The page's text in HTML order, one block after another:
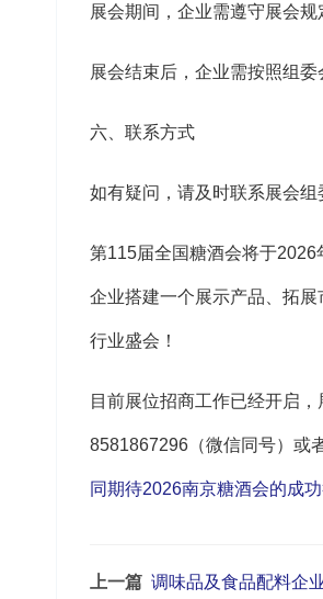
展会期间，企业需遵守展会
展会结束后，企业需按照组委
六、联系方式
如有疑问，请及时联系展会组
第115届全国糖酒会将于
企业搭建一个展示产品、拓
行业盛会！
目前展位招商工作已经开启
8581867296（微信同号）或
同期待2026南京糖酒会的成
上一篇 调味品及食品配料企